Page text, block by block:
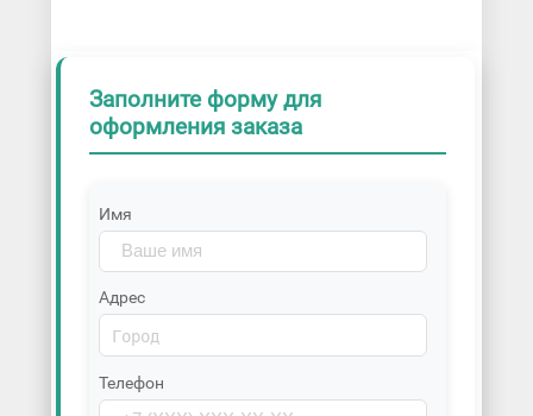
Заполните форму для
оформления заказа
Имя
Адрес
Телефон